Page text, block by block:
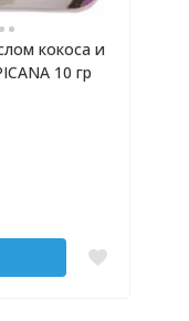
кокоса и
10 гр